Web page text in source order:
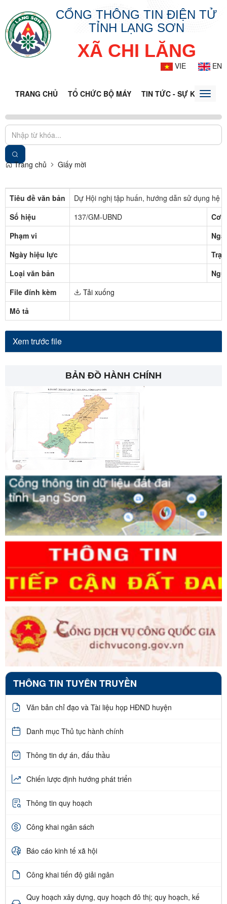
CỔNG THÔNG TIN ĐIỆN TỬ
TỈNH LẠNG SƠN
XÃ CHI LĂNG
VIE EN
TRANG CHỦ TỔ CHỨC BỘ MÁY TIN TỨC - SỰ KIỆNToggle
Trang chủ Giấy mời
Tiêu đề văn bản
Dự Hội nghị tập huấn, hướng dẫn sử dụng hệ
Số hiệu
137/GM-UBND
Cơ
Phạm vi
Ngày hiệu lực
Loại văn bản
File đính kèm
Tải xuống
Mô tả
Xem trước file
BẢN ĐỒ HÀNH CHÍNH
THÔNG TIN TUYÊN TRUYỀN
Văn bản chỉ đạo và Tài liệu họp HĐND huyện
Danh mục Thủ tục hành chính
Thông tin dự án, đấu thầu
Chiến lược định hướng phát triển
Thông tin quy hoạch
Công khai ngân sách
Báo cáo kinh tế xã hội
Công khai tiến độ giải ngân
Quy hoạch xây dựng, quy hoạch đô thị; quy hoạch, kế